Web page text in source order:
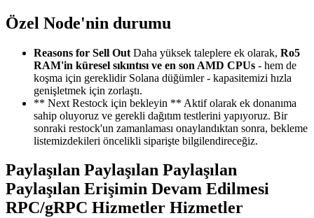
Özel Node'nin durumu
Reasons for Sell Out Daha yüksek taleplere ek olarak, Ro5
RAM'in küresel sıkıntısı ve en son AMD CPUs - hem de
koşma için gereklidir Solana düğümler - kapasitemizi hızla
genişletmek için zorlaştı.
** Next Restock için bekleyin ** Aktif olarak ek donanıma
sahip oluyoruz ve gerekli dağıtım testlerini yapıyoruz. Bir
sonraki restock'un zamanlaması onaylandıktan sonra, bekleme
listemizdekileri öncelikli siparişte bilgilendireceğiz.
Paylaşılan Paylaşılan Paylaşılan
Paylaşılan Erişimin Devam Edilmesi
RPC/gRPC Hizmetler Hizmetler